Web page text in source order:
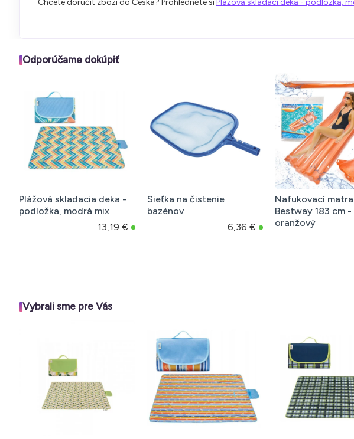
Chcete doručit zboží do Česka? Prohlédněte si Plážová skládací deka - podložka,
Odporúčame dokúpiť
Plážová skladacia deka -
podložka, modrá mix
13,19 €
Sieťka na čistenie
bazénov
6,36 €
Nafukovací
Bestway 183 cm -
oranžový
Vybrali sme pre Vás